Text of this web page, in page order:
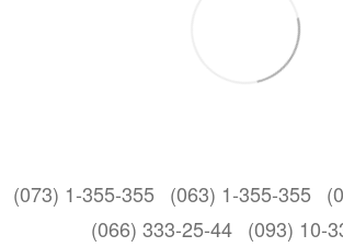
(073) 1-355-355 (063) 1-355-355
(066) 333-25-44 (093) 10-